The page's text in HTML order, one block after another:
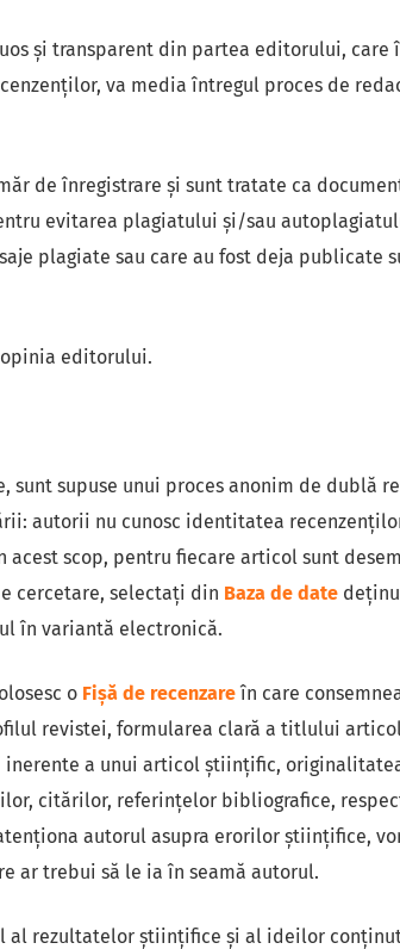
şi transparent din partea editorului, care
va media întregul proces de
de înregistrare și sunt tratate ca
evitarea plagiatului și/sau
plagiate sau care au fost deja publicate
editorului.
supuse unui proces anonim de dublă
autorii nu cunosc identitatea
scop, pentru fiecare articol sunt
cercetare, selectați din Baza de date
în variantă electronică.
o Fișă de recenzare în care
revistei, formularea clară a titlului
a unui articol ştiinţific,
citărilor, referințelor bibliografice,
autorul asupra erorilor ştiinţifice,
ar trebui să le ia în seamă autorul.
al rezultatelor ştiinţifice şi al ideilor